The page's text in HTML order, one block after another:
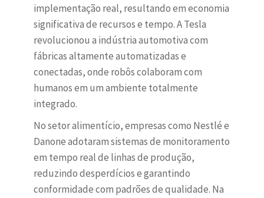
implementação real, resultando em economia
significativa de recursos e tempo. A Tesla
revolucionou a indústria automotiva com
fábricas altamente automatizadas e
conectadas, onde robôs colaboram com
humanos em um ambiente totalmente
integrado.
No setor alimentício, empresas como Nestlé e
Danone adotaram sistemas de monitoramento
em tempo real de linhas de produção,
reduzindo desperdícios e garantindo
conformidade com padrões de qualidade. Na